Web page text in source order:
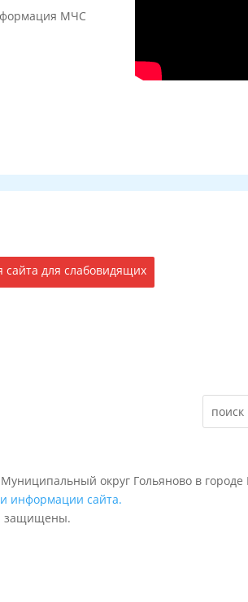
МЧС
сайта для слабовидящих
округ Гольяново в городе
информации сайта.
защищены.